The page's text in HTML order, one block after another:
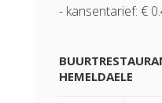
- kansentarief: €
HEMELDAELE